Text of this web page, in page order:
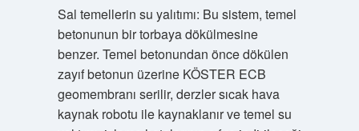
Sal temellerin su yalıtımı: Bu sistem, temel
betonunun bir torbaya dökülmesine
benzer. Temel betonundan önce dökülen
zayıf betonun üzerine KÖSTER ECB
geomembranı serilir, derzler sıcak hava
kaynak robotu ile kaynaklanır ve temel su